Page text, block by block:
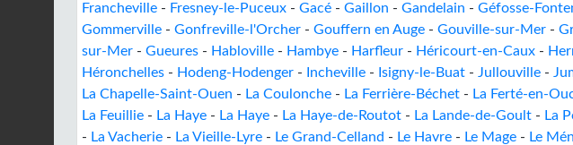
Francheville - Fresney-le-Puceux - Gacé - Gaillon - Gandelain - Géfosse-
Gommerville - Gonfreville-l'Orcher - Gouffern en Auge - Gouville-sur-Mer -
sur-Mer - Gueures - Habloville - Hambye - Harfleur - Héricourt-en-Caux -
Héronchelles - Hodeng-Hodenger - Incheville - Isigny-le-Buat - Jullouville -
La Chapelle-Saint-Ouen - La Coulonche - La Ferrière-Béchet - La Ferté-en-
La Feuillie - La Haye - La Haye - La Haye-de-Routot - La Lande-de-Goult - La
- La Vacherie - La Vieille-Lyre - Le Grand-Celland - Le Havre - Le Mage - Le